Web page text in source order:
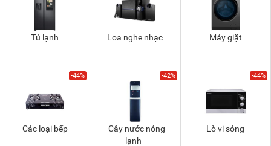
Tủ lạnh Loa nghe nhạc Máy giặt
-44%
Các loại bếp
-42%
Cây nước nóng
lạnh
-44%
Lò vi sóng